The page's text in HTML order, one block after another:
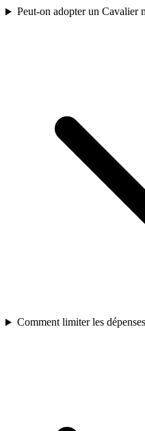
Peut‑on adopter un Cavalier
Comment limiter les